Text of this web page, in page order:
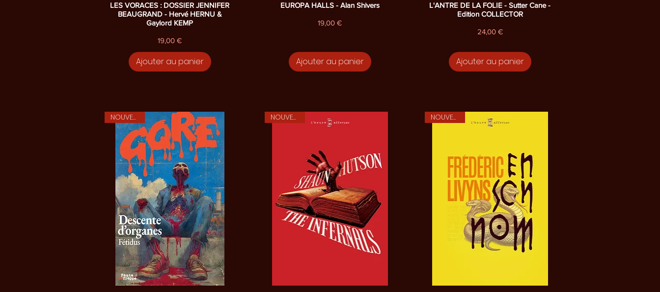
Aperçu rapide
LES VORACES : DOSSIER JENNIFER
BEAUGRAND - Hervé HERNU &
Gaylord KEMP
Prix
19,00 €
Ajouter au panier
Aperçu rapide
EUROPA HALLS - Alan Shivers
Prix
19,00 €
Ajouter au panier
Aperçu rapide
L'ANTRE DE LA FOLIE - Sutter Cane -
Edition COLLECTOR
Prix
24,00 €
Ajouter au panier
NOUVEAUTE NOUVEAUTE NOUVEAUTE